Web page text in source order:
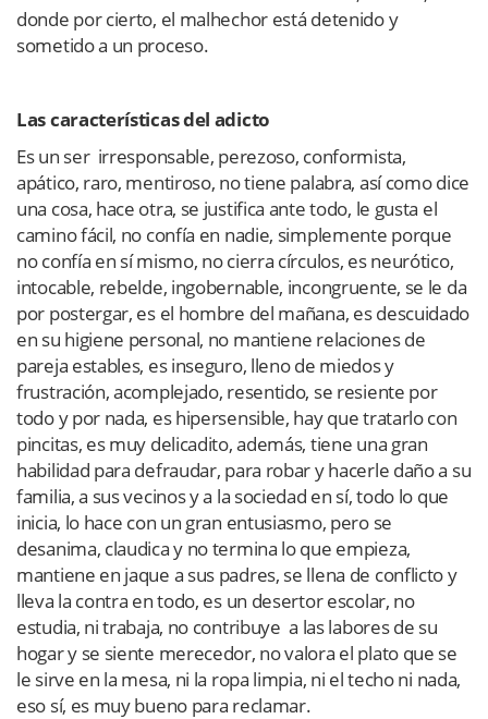
donde por cierto, el malhechor está detenido y
sometido a un proceso.
Las características del adicto
Es un ser irresponsable, perezoso, conformista,
apático, raro, mentiroso, no tiene palabra, así como dice
una cosa, hace otra, se justifica ante todo, le gusta el
camino fácil, no confía en nadie, simplemente porque
no confía en sí mismo, no cierra círculos, es neurótico,
intocable, rebelde, ingobernable, incongruente, se le da
por postergar, es el hombre del mañana, es descuidado
en su higiene personal, no mantiene relaciones de
pareja estables, es inseguro, lleno de miedos y
frustración, acomplejado, resentido, se resiente por
todo y por nada, es hipersensible, hay que tratarlo con
pincitas, es muy delicadito, además, tiene una gran
habilidad para defraudar, para robar y hacerle daño a su
familia, a sus vecinos y a la sociedad en sí, todo lo que
inicia, lo hace con un gran entusiasmo, pero se
desanima, claudica y no termina lo que empieza,
mantiene en jaque a sus padres, se llena de conflicto y
lleva la contra en todo, es un desertor escolar, no
estudia, ni trabaja, no contribuye a las labores de su
hogar y se siente merecedor, no valora el plato que se
le sirve en la mesa, ni la ropa limpia, ni el techo ni nada,
eso sí, es muy bueno para reclamar.